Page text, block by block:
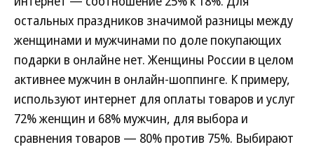
остальных праздников значимой разницы между
женщинами и мужчинами по доле покупающих
подарки в онлайне нет. Женщины России в целом
активнее мужчин в онлайн-шоппинге. К примеру,
используют интернет для оплаты товаров и услуг
72% женщин и 68% мужчин, для выбора и
сравнения товаров — 80% против 75%. Выбирают